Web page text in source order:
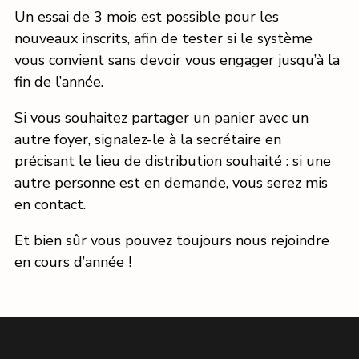
Un essai de 3 mois est possible pour les
nouveaux inscrits, afin de tester si le système
vous convient sans devoir vous engager jusqu’à la
fin de l’année.
Si vous souhaitez partager un panier avec un
autre foyer, signalez-le à la secrétaire en
précisant le lieu de distribution souhaité : si une
autre personne est en demande, vous serez mis
en contact.
Et bien sûr vous pouvez toujours nous rejoindre
en cours d’année !